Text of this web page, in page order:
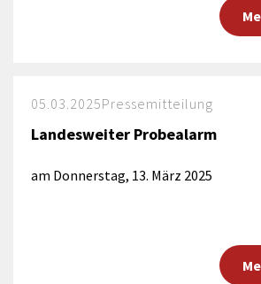
05.03.2025Pressemitteilung
Landesweiter Probealarm
am Donnerstag, 13. März 2025